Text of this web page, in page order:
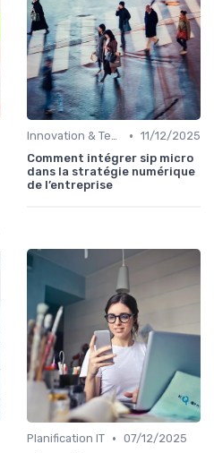
Innovation & Tendances • 11/12/2025
Comment intégrer sip micro
dans la stratégie numérique
de l’entreprise
Planification IT • 07/12/2025